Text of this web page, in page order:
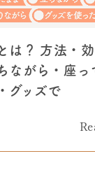
は？ 方法・
ながら・座っ
グッズで